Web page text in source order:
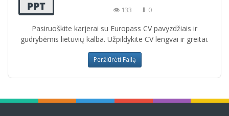
👁 133 ⬇ 0
Pasiruoškite karjerai su Europass CV pavyzdžiais ir
gudrybėmis lietuvių kalba. Užpildykite CV lengvai ir greitai.
Peržiūrėti Failą